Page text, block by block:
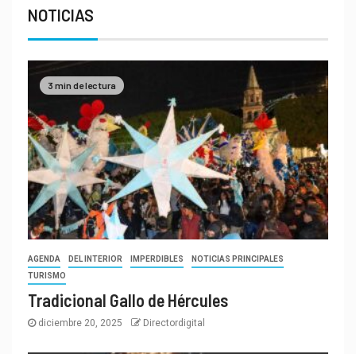
NOTICIAS
3 min de lectura
AGENDA DEL INTERIOR IMPERDIBLES
NOTICIAS PRINCIPALES
TURISMO
Tradicional Gallo de Hércules
diciembre 20, 2025 Directordigital